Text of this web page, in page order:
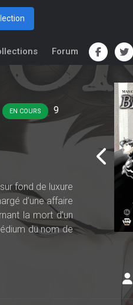
Forum
EN COURS
9
fond de luxure
d’une affaire
la mort d’un
du nom de